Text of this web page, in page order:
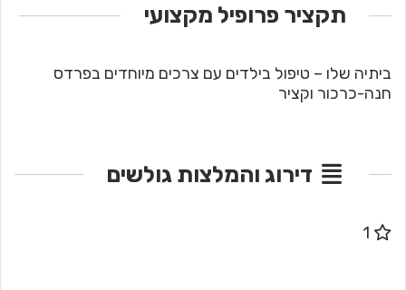
תקציר פרופיל מקצועי
ביתיה שלו – טיפול בילדים עם צרכים מיוחדים בפרדס
חנה-כרכור וקציר
דירוג והמלצות גולשים